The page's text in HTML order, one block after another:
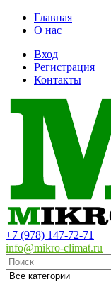
Главная
О нас
Вход
Регистрация
Контакты
+7 (978) 147-72-71
info@mikro-climat.ru